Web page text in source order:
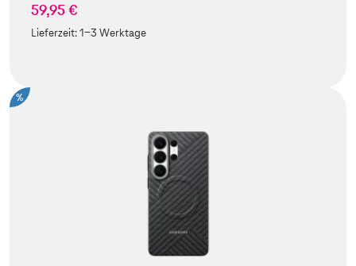
59,95 €
Lieferzeit:1-3 Werktage
%